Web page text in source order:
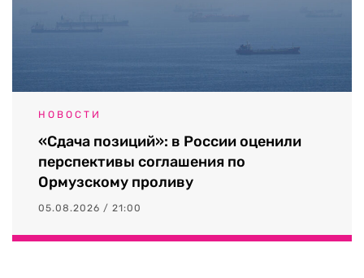
НОВОСТИ
«Сдача позиций»: в России оценили
перспективы соглашения по
Ормузскому проливу
05.08.2026 / 21:00